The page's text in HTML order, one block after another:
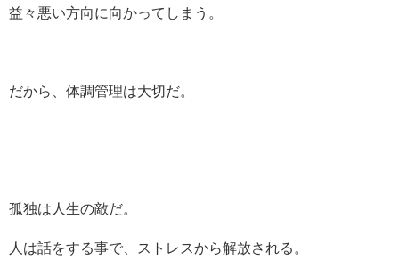
益々悪い方向に向かってしまう。
だから、体調管理は大切だ。
孤独は人生の敵だ。
人は話をする事で、ストレスから解放される。